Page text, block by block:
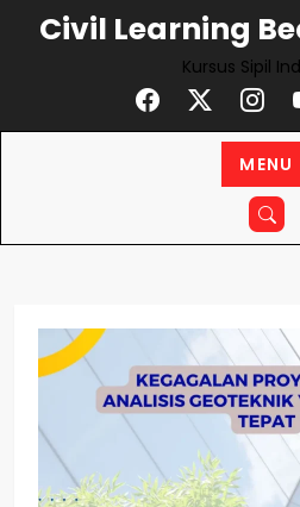
Civil Learning
Kursus Sipil
MENU